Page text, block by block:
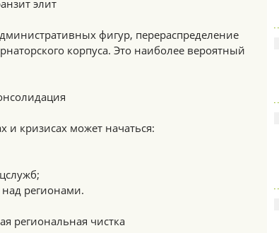
элит
фигур, перераспределение
корпуса. Это наиболее вероятный
и кризисах может начаться:
над регионами.
региональная чистка